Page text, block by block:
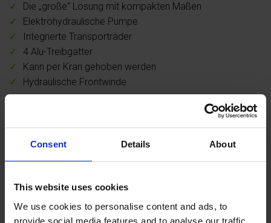
Consent Details About
This website uses cookies
We use cookies to personalise content and ads, to
provide social media features and to analyse our traffic.
Die „große“ Lösung mit kompakten Maßen
Elektrohydraulische Pumpe
Integrierte Transporträder
4 Alu-Treibgatter
Kann per Kran gehoben werden
Hydraulische Frontwinde
In den Warenkorb